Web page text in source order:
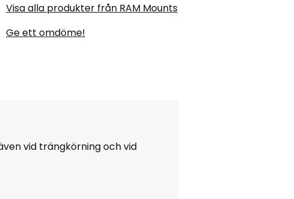
Visa alla produkter från RAM Mounts
Ge ett omdöme!
vid trängkörning och vid